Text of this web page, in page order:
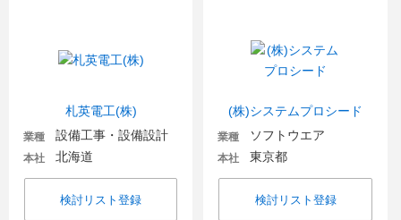
札英電工(株)
業種 設備工事・設備設計
本社 北海道
検討リスト登録
(株)システムプロシード
業種 ソフトウエア
本社 東京都
検討リスト登録